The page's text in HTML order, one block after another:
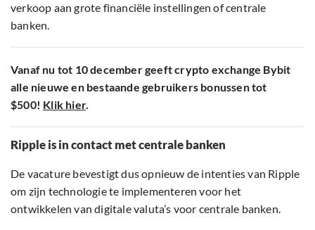
verkoop aan grote financiële instellingen of centrale
banken.
Vanaf nu tot 10 december geeft crypto exchange Bybit
alle nieuwe en bestaande gebruikers bonussen tot
$500! Klik hier.
Ripple is in contact met centrale banken
De vacature bevestigt dus opnieuw de intenties van Ripple
om zijn technologie te implementeren voor het
ontwikkelen van digitale valuta’s voor centrale banken.